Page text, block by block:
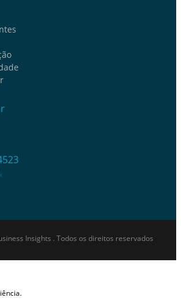
Insights . Todos os direitos reservados